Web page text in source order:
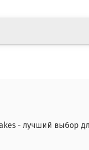
- лучший выбор